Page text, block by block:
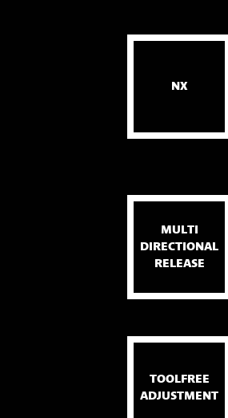
NX
MULTI
DIRECTIONAL
RELEASE
TOOLFREE
ADJUSTMENT